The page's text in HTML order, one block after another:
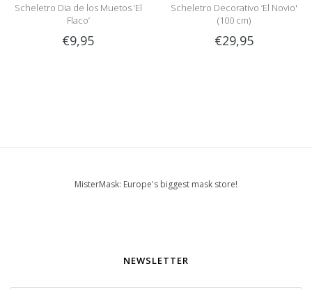
Scheletro Dia de los Muetos ‘El
Flaco’
€9,95
Scheletro Decorativo ‘El Novio'
(100 cm)
€29,95
MisterMask: Europe's biggest mask store!
NEWSLETTER